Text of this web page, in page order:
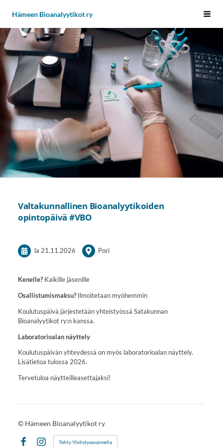
sivun
sisältöön
Hämeen Bioanalyytikot ry
Valtakunnallinen Bioanalyytikoiden
opintopäivä #VBO
la 21.11.2026 Pori
Kenelle?Kaikille jäsenille
Osallistumismaksu?Ilmoitetaan myöhemmin
Koulutuspäivä järjestetään yhteistyössä Satakunnan
Bioanalyytikot ry:n kanssa.
Laboratorioalan näyttely
Koulutuspäivän yhteydessä on myös laboratorioalan näyttely.
Lisätietoa tulossa 2026.
Tervetuloa näytteilleasettajaksi!
© Hämeen Bioanalyytikot ry
Tehty Yhdistysavaimella